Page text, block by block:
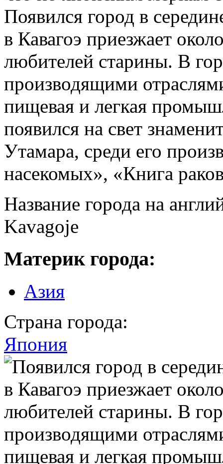
Появился город в
в Кавагоэ приезжает
любителей старины. В
производящими
пищевая и легкая
появился на свет
Утамара, среди его
насекомых», «Книга
Название города на
Kavagoje
Материк города:
Азия
Страна города:
Япония